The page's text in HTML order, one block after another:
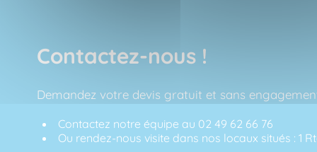
Contactez-nous !
Demandez votre devis gratuit et sans
Contactez notre équipe au 02 49 62 66 76
Ou rendez-nous visite dans nos locaux situés : 1